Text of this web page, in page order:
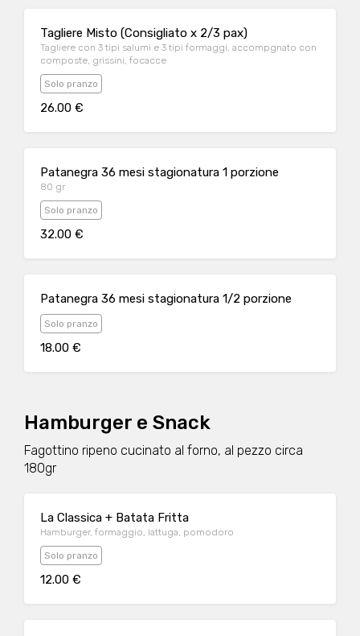
Tagliere Misto (Consigliato x 2/3 pax)
Tagliere con 3 tipi salumi e 3 tipi formaggi, accompgnato con
composte, grissini, focacce
Solo pranzo
26.00 €
Patanegra 36 mesi stagionatura 1 porzione
80 gr
Solo pranzo
32.00 €
Patanegra 36 mesi stagionatura 1/2 porzione
Solo pranzo
18.00 €
Hamburger e Snack
Fagottino ripeno cucinato al forno, al pezzo circa
180gr
La Classica + Batata Fritta
Hamburger, formaggio, lattuga, pomodoro
Solo pranzo
12.00 €